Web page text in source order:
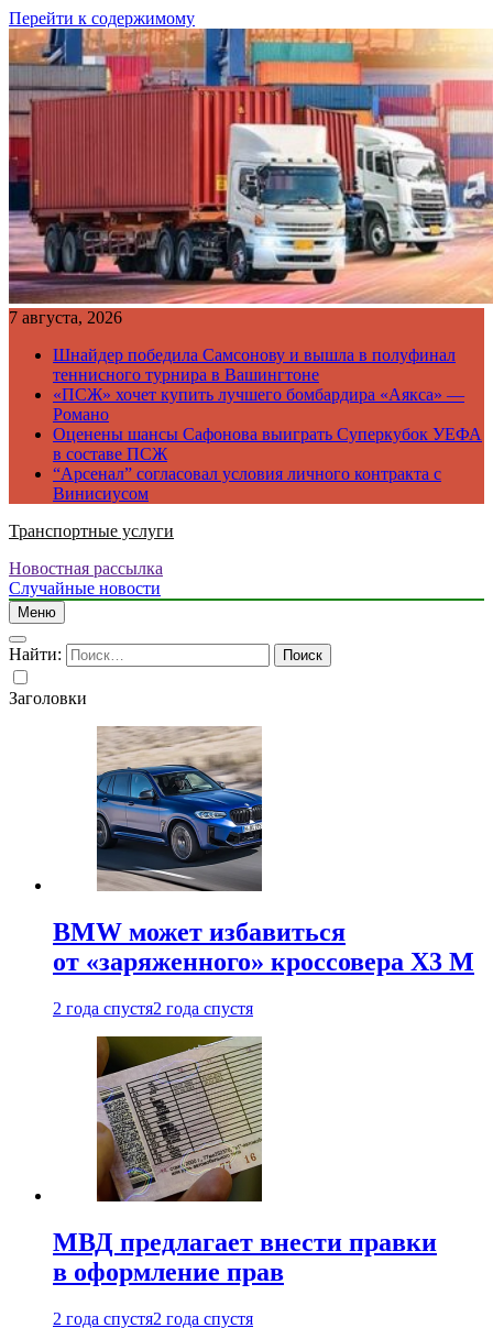
Перейти к содержимому
7 августа, 2026
Шнайдер победила Самсонову и вышла в полуфинал
теннисного турнира в Вашингтоне
«ПСЖ» хочет купить лучшего бомбардира «Аякса» —
Романо
Оценены шансы Сафонова выиграть Суперкубок УЕФА
в составе ПСЖ
“Арсенал” согласовал условия личного контракта с
Винисиусом
Транспортные услуги
Новостная рассылка
Случайные новости
Меню
Найти:
Заголовки
BMW может избавиться
от «заряженного» кроссовера X3 M
2 года спустя2 года спустя
МВД предлагает внести правки
в оформление прав
2 года спустя2 года спустя